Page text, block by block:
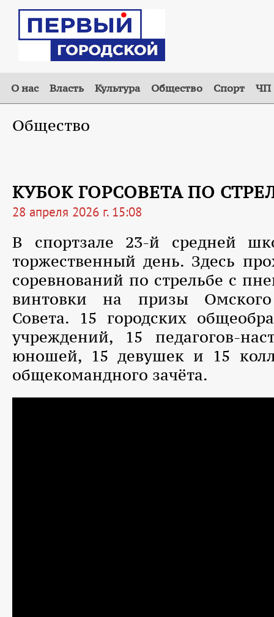
О нас Власть Культура Общество Спорт ЧП
Общество
КУБОК ГОРСОВЕТА ПО
28 апреля 2026 г. 15:08
В спортзале 23-й средней
торжественный день. Здесь
соревнований по стрельбе с
винтовки на призы Омского
Совета. 15 городских
учреждений, 15 педагогов-
юношей, 15 девушек и 15
общекомандного зачёта.